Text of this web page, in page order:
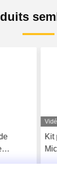
pour
Kit